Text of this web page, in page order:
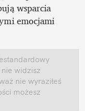
wsparcia
emocjami
widzisz
nie wyraziłeś
możesz